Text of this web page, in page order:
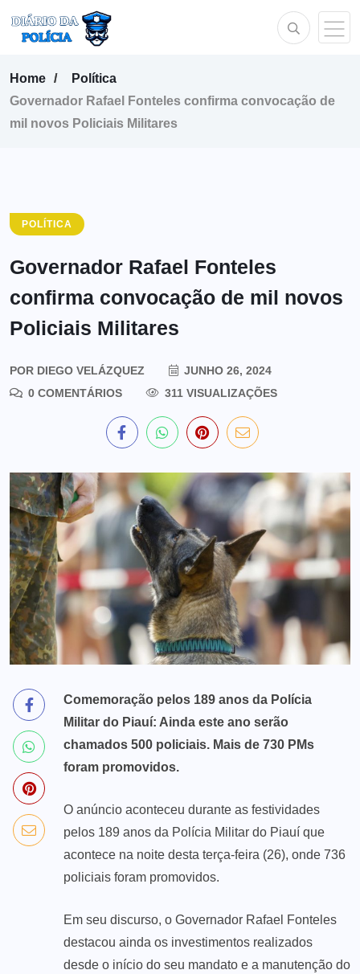
Home
Política
Governador Rafael Fonteles confirma convocação de
mil novos Policiais Militares
POLÍTICA
Governador Rafael Fonteles
confirma convocação de mil novos
Policiais Militares
POR DIEGO VELÁZQUEZ
JUNHO 26, 2024
0 COMENTÁRIOS
311 VISUALIZAÇÕES
Comemoração pelos 189 anos da Polícia
Militar do Piauí: Ainda este ano serão
chamados 500 policiais. Mais de 730 PMs
foram promovidos.
O anúncio aconteceu durante as festividades
pelos 189 anos da Polícia Militar do Piauí que
acontece na noite desta terça-feira (26), onde 736
policiais foram promovidos.
Em seu discurso, o Governador Rafael Fonteles
destacou ainda os investimentos realizados
desde o início do seu mandato e a manutenção do